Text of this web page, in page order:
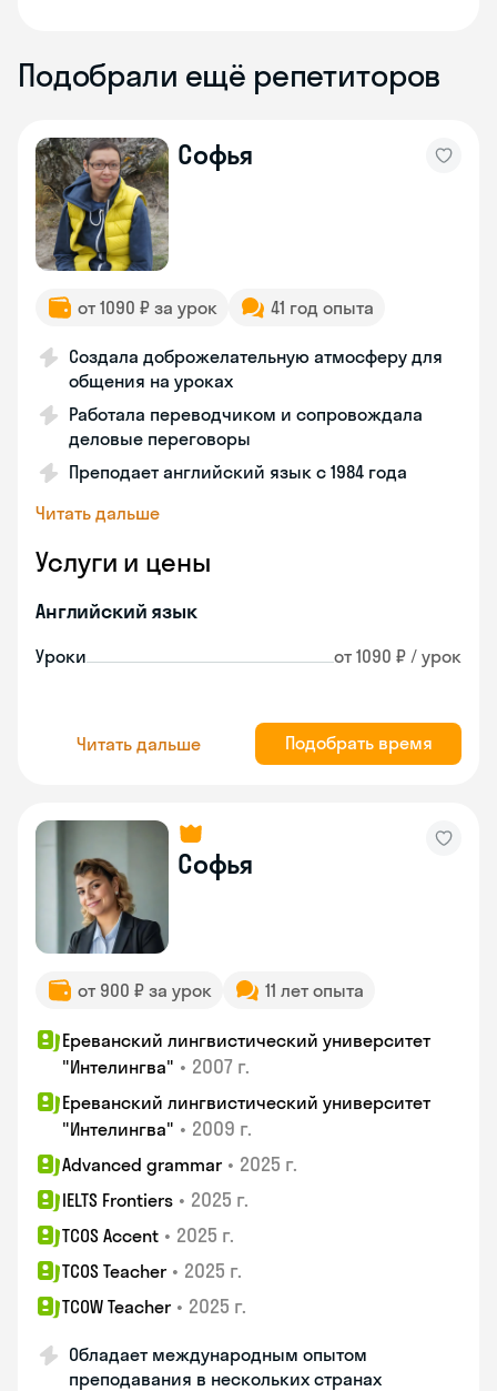
Подобрали ещё репетиторов
Софья
от 1090 ₽ за урок 41 год опыта
Создала доброжелательную атмосферу для
общения на уроках
Работала переводчиком и сопровождала
деловые переговоры
Преподает английский язык с 1984 года
Читать дальше
Услуги и цены
Английский язык
Уроки от 1090 ₽ / урок
Читать дальше Подобрать время
Софья
от 900 ₽ за урок 11 лет опыта
Ереванский лингвистический университет
"Интелингва" • 2007 г.
Ереванский лингвистический университет
"Интелингва" • 2009 г.
Advanced grammar • 2025 г.
IELTS Frontiers • 2025 г.
TCOS Accent • 2025 г.
TCOS Teacher • 2025 г.
TCOW Teacher • 2025 г.
Обладает международным опытом
преподавания в нескольких странах